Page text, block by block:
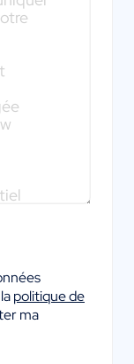
politique de
ma